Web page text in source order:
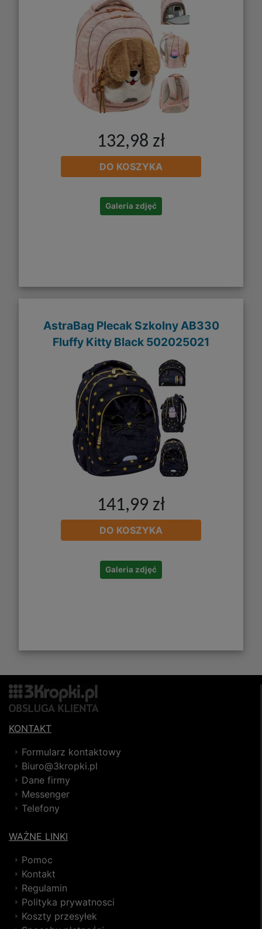
132,98 zł
DO KOSZYKA
Galeria zdjęć
AstraBag Plecak Szkolny AB330
Fluffy Kitty Black 502025021
141,99 zł
DO KOSZYKA
Galeria zdjęć
KONTAKT
Formularz kontaktowy
Biuro@3kropki.pl
Dane firmy
Messenger
Telefony
WAŻNE LINKI
Pomoc
Kontakt
Regulamin
Polityka prywatnosci
Koszty przesyłek